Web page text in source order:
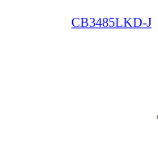
CB3485LKD-J